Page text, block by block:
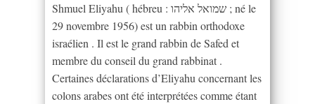
Shmuel Eliyahu ( hébreu : שמואל אליהו ; né le
29 novembre 1956) est un rabbin orthodoxe
israélien . Il est le grand rabbin de Safed et
membre du conseil du grand rabbinat .
Certaines déclarations d’Eliyahu concernant les
colons arabes ont été interprétées comme étant